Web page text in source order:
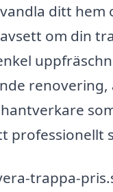
ditt hem
om din
professionellt
trappa-